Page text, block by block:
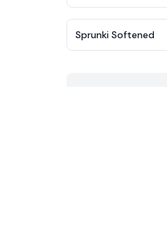
Sprunki Softened